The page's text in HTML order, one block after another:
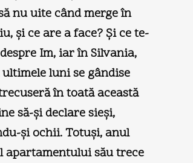
nu uite când merge în
şi ce are a face? Şi ce te-
Im, iar în Silvania,
luni se gândise
în toată această
să-şi declare sieşi,
şi ochii. Totuşi, anul
apartamentului său trece